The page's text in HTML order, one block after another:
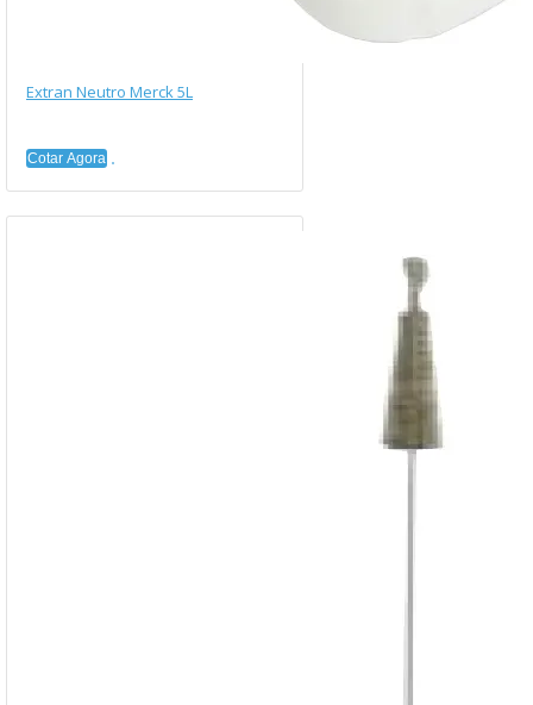
Extran Neutro Merck 5L
Cotar Agora